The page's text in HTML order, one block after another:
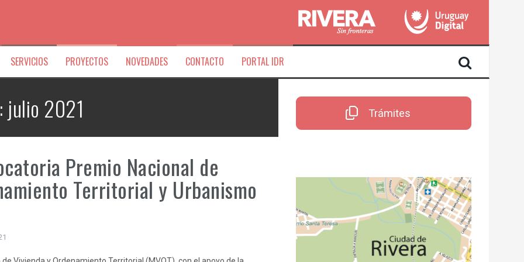
SERVICIOS PROYECTOS NOVEDADES CONTACTO PORTAL IDR
julio 2021
Premio Nacional de
Territorial y Urbanismo
Trámites